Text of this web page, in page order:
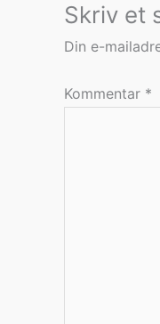
Skriv et
Din e-
Kommentar *